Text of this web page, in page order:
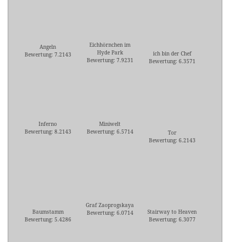
Angeln
Bewertung: 7.2143
Eichhörnchen im
Hyde Park
Bewertung: 7.9231
ich bin der Chef
Bewertung: 6.3571
Inferno
Bewertung: 8.2143
Miniwelt
Bewertung: 6.5714
Tor
Bewertung: 6.2143
Baumstamm
Bewertung: 5.4286
Graf Zaoprogskaya
Bewertung: 6.0714
Stairway to Heaven
Bewertung: 6.3077